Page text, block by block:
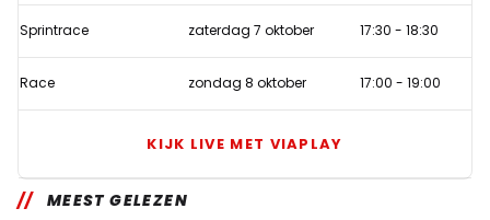
Sprintrace zaterdag 7 oktober 17:30 - 18:30
Race zondag 8 oktober 17:00 - 19:00
KIJK LIVE MET VIAPLAY
MEEST GELEZEN